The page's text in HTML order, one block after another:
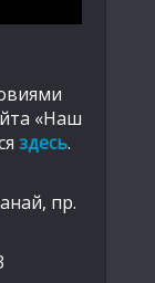
«Наш
здесь.
пр.